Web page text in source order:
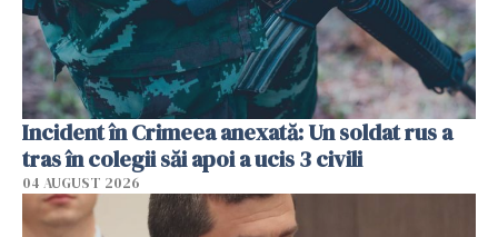
Incident în Crimeea anexată: Un soldat rus a
tras în colegii săi apoi a ucis 3 civili
04 AUGUST 2026